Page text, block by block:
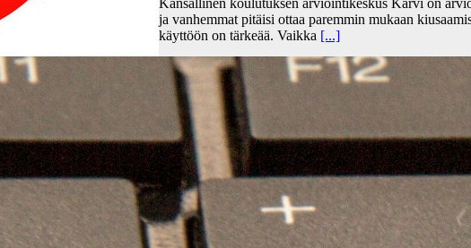
ja vanhemmat pitäisi ottaa paremmin mukaan
käyttöön on tärkeää. Vaikka [...]